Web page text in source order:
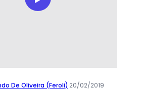
De Oliveira (feroli)·20/02/2019